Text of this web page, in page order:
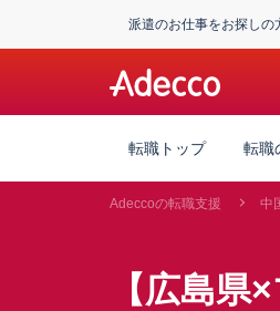
派遣のお仕事をお探しの
転職トップ 転職
Adeccoの転職支援 中
【広島